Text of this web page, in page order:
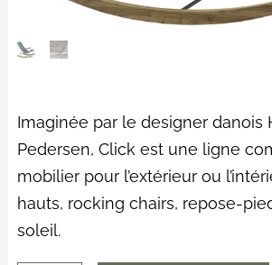
Imaginée par le designer danois
Pedersen, Click est une ligne
mobilier pour l’extérieur ou
hauts, rocking chairs, repose-
soleil.